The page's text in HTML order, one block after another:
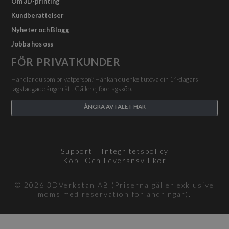
Kundberättelser
Nyheter och Blogg
Jobba hos oss
FÖR PRIVATKUNDER
Handlar du som privatperson? Här kan du enkelt utöva din 14-dagars
lagstadgade ångerrätt. Gäller ej företagsköp.
ÅNGRA AVTALET HÄR
Support
Integritetspolicy
Köp- Och Leveransvillkor
© 2026 3DVerkstan AB (Priserna gäller exklusive
moms med reservation för ändringar).